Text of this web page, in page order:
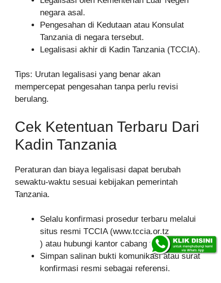
negara asal.
Pengesahan di Kedutaan atau Konsulat
Tanzania di negara tersebut.
Legalisasi akhir di Kadin Tanzania (TCCIA).
Tips: Urutan legalisasi yang benar akan
mempercepat pengesahan tanpa perlu revisi
berulang.
Cek Ketentuan Terbaru Dari
Kadin Tanzania
Peraturan dan biaya legalisasi dapat berubah
sewaktu-waktu sesuai kebijakan pemerintah
Tanzania.
Selalu konfirmasi prosedur terbaru melalui
situs resmi TCCIA (www.tccia.or.tz
) atau hubungi kantor cabang terdekat.
Simpan salinan bukti komunikasi atau surat
konfirmasi resmi sebagai referensi.